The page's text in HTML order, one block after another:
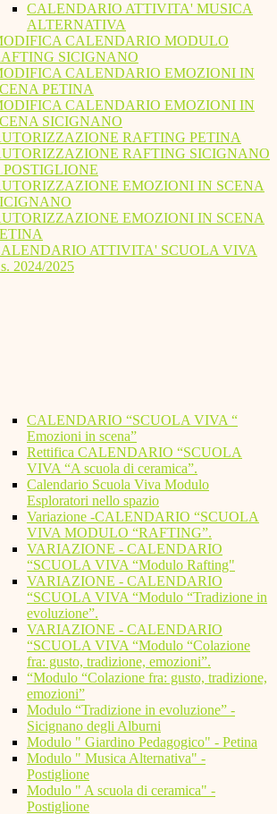
CALENDARIO ATTIVITA' MUSICA
ALTERNATIVA
CALENDARIO MODULO
SICIGNANO
CALENDARIO EMOZIONI IN
PETINA
CALENDARIO EMOZIONI IN
SICIGNANO
RAFTING PETINA
RAFTING SICIGNANO
POSTIGLIONE
EMOZIONI IN SCENA
EMOZIONI IN SCENA
ATTIVITA' SCUOLA VIVA
2024/2025
CALENDARIO “SCUOLA VIVA “
Emozioni in scena”
Rettifica CALENDARIO “SCUOLA
VIVA “A scuola di ceramica”.
Calendario Scuola Viva Modulo
Esploratori nello spazio
Variazione -CALENDARIO “SCUOLA
VIVA MODULO “RAFTING”.
VARIAZIONE - CALENDARIO
“SCUOLA VIVA “Modulo Rafting"
VARIAZIONE - CALENDARIO
“SCUOLA VIVA “Modulo “Tradizione in
evoluzione”.
VARIAZIONE - CALENDARIO
“SCUOLA VIVA “Modulo “Colazione
fra: gusto, tradizione, emozioni”.
“Modulo “Colazione fra: gusto, tradizione,
emozioni”
Modulo “Tradizione in evoluzione” -
Sicignano degli Alburni
Modulo " Giardino Pedagogico" - Petina
Modulo " Musica Alternativa" -
Postiglione
Modulo " A scuola di ceramica" -
Postiglione